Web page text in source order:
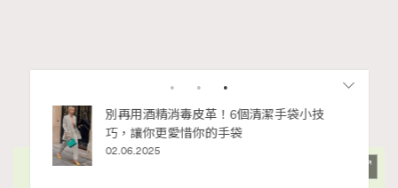
別再用酒精消毒皮革！6個清潔手袋小技
巧，讓你更愛惜你的手袋
02.06.2025